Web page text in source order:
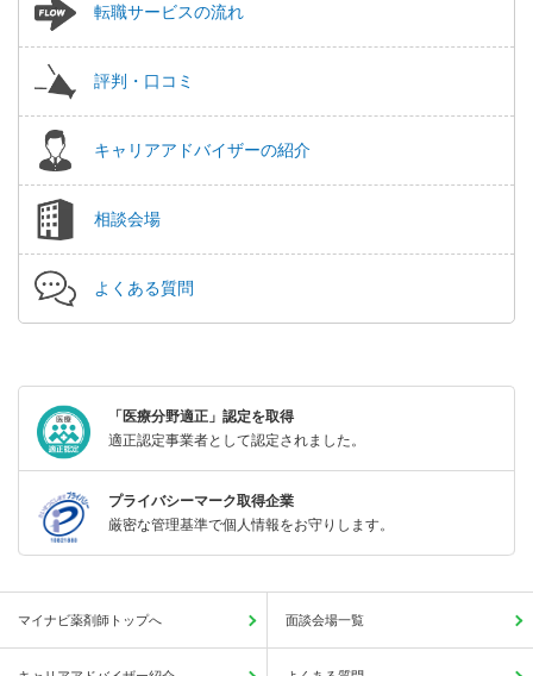
転職サービスの流れ
評判・口コミ
キャリアアドバイザーの紹介
相談会場
よくある質問
「医療分野適正」認定を取得
適正認定事業者として認定されました。
プライバシーマーク取得企業
厳密な管理基準で個人情報をお守りします。
マイナビ薬剤師トップへ 面談会場一覧